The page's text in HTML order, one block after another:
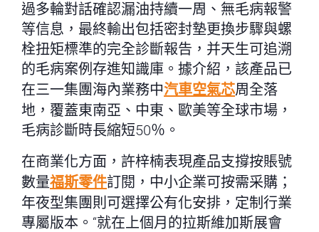
過多輪對話確認漏油持續一周、無毛病報警
等信息，最終輸出包括密封墊更換步驟與螺
栓扭矩標準的完全診斷報告，并天生可追溯
的毛病案例存進知識庫。據介紹，該產品已
在三一集團海內業務中汽車空氣芯周全落
地，覆蓋東南亞、中東、歐美等全球市場，
毛病診斷時長縮短50％。
在商業化方面，許梓楠表現產品支撐按賬號
數量福斯零件訂閱，中小企業可按需采購；
年夜型集團則可選擇公有化安排，定制行業
專屬版本。“就在上個月的拉斯維加斯展會